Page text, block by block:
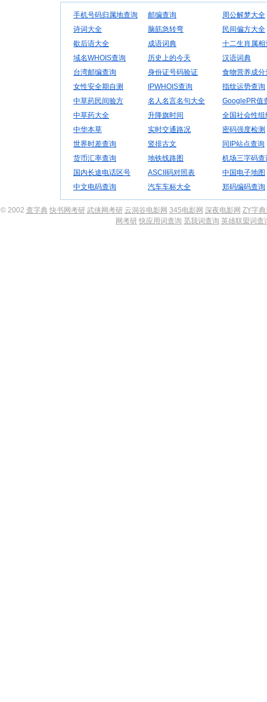
手机号码归属地查询 邮编查询
周公解梦大全
诗词大全
脑筋急转弯
民间偏方大全
歇后语大全
成语词典
十二生肖属相
域名WHOIS查询
历史上的今天
汉语词典
台湾邮编查询
身份证号码验证
食物营养成分
女性安全期自测
IPWHOIS查询
指纹运势查询
中草药民间验方
名人名言名句大全
GooglePR值
中草药大全
升降旗时间
全国社会性组
中华本草
实时交通路况
密码强度检测
世界时差查询
竖排古文
同IP站点查询
货币汇率查询
地铁线路图
机场三字码查
国内长途电话区号
ASCII码对照表
中国电子地图
中文电码查询
汽车车标大全 郑码编码查询
© 2002 查字典 快书网考研 武侠网考研 云洞谷电影网 345电影网 深夜电影网 ZY字
网考研 快应用词查询 觅我词查询 英雄联盟词查